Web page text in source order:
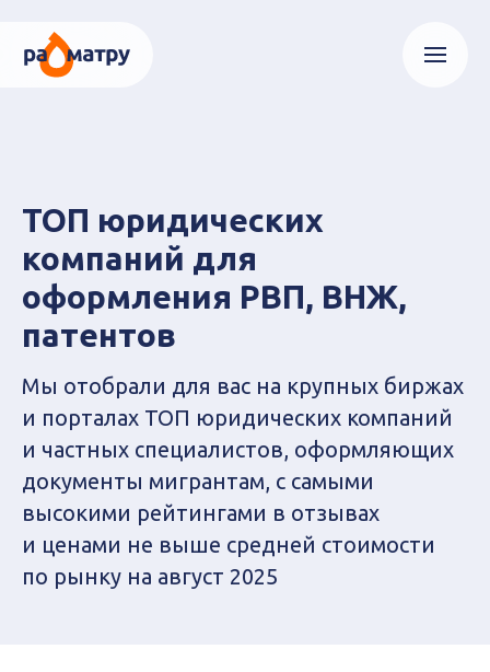
ТОП юридических
компаний для
оформления РВП, ВНЖ,
патентов
Мы отобрали для вас на крупных биржах
и порталах ТОП юридических компаний
и частных специалистов, оформляющих
документы мигрантам, с самыми
высокими рейтингами в отзывах
и ценами не выше средней стоимости
по рынку на август 2025